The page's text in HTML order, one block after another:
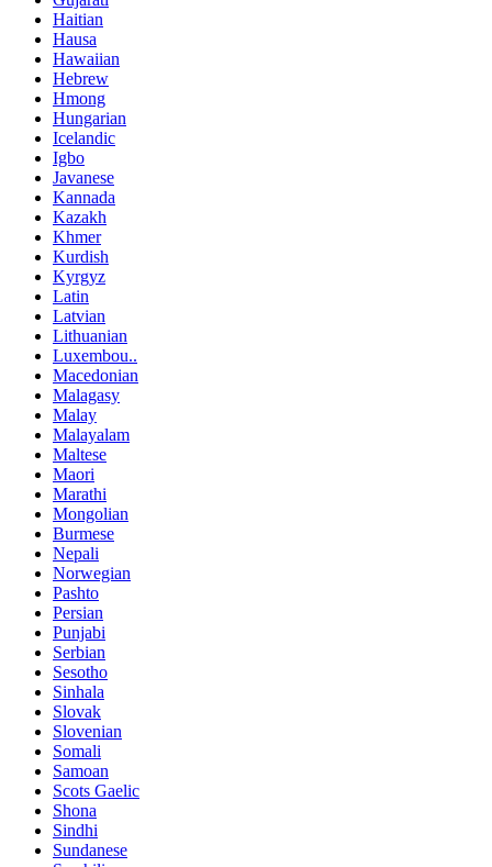
Haitian
Hausa
Hawaiian
Hebrew
Hmong
Hungarian
Icelandic
Igbo
Javanese
Kannada
Kazakh
Khmer
Kurdish
Kyrgyz
Latin
Latvian
Lithuanian
Luxembou..
Macedonian
Malagasy
Malay
Malayalam
Maltese
Maori
Marathi
Mongolian
Burmese
Nepali
Norwegian
Pashto
Persian
Punjabi
Serbian
Sesotho
Sinhala
Slovak
Slovenian
Somali
Samoan
Scots Gaelic
Shona
Sindhi
Sundanese